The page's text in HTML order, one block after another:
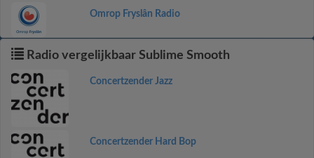
Omrop Fryslân Radio
Radio vergelijkbaar Sublime Smooth
Concertzender Jazz
Concertzender Hard Bop